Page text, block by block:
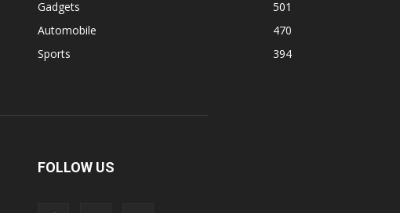
Gadgets
501
Automobile
470
Sports
394
FOLLOW US